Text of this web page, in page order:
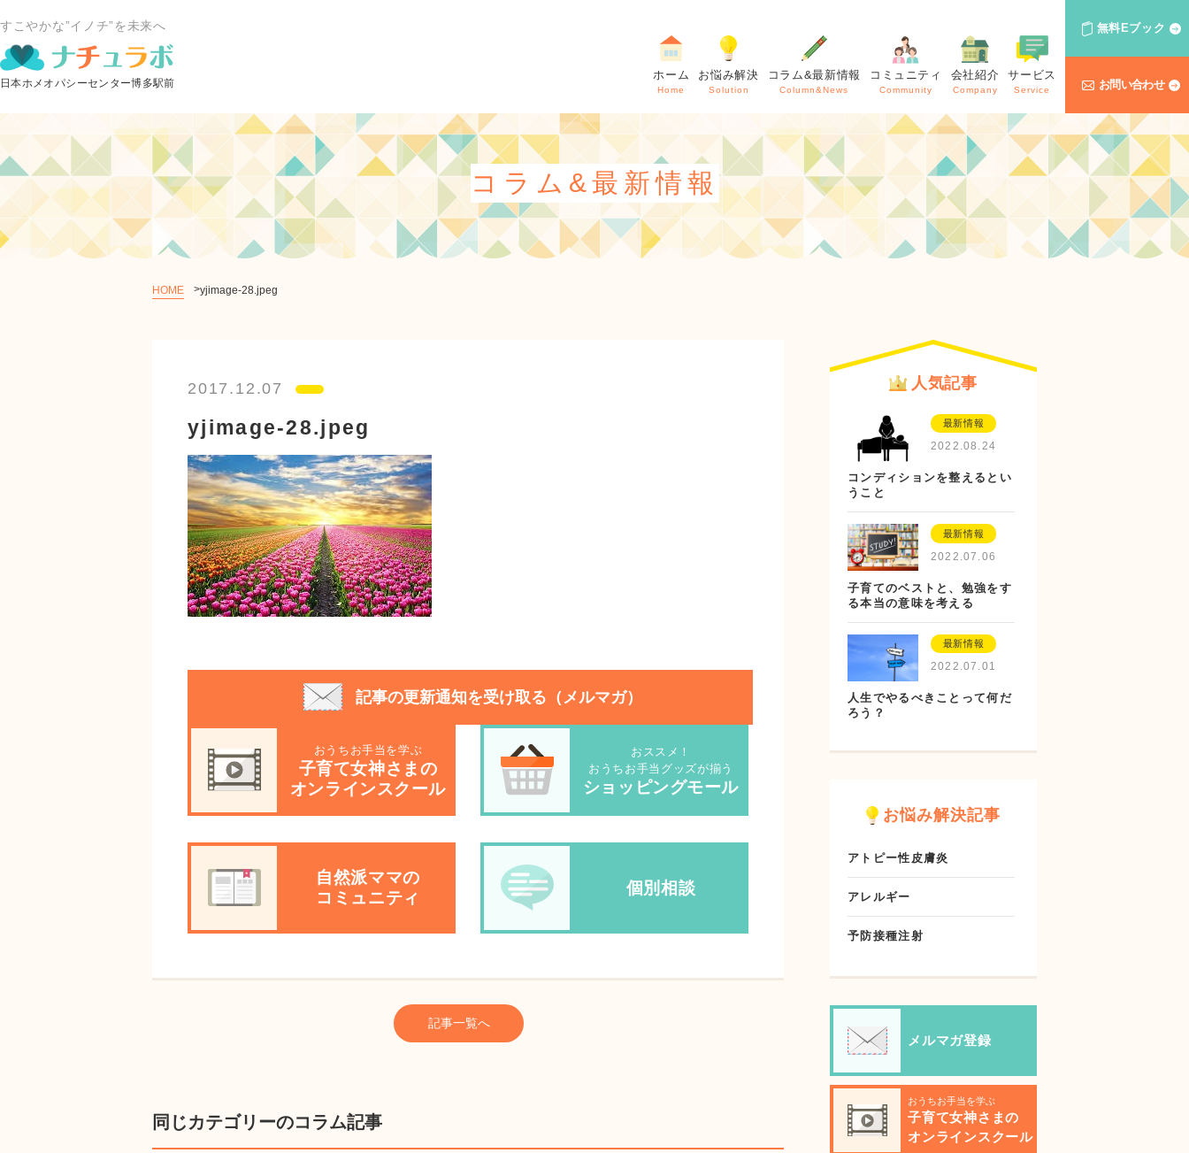
すこやかな”イノチ”を未来へ
ホーム
Home
お悩み解決
Solution
コラム&最新情報
Column&News
コミュニティ
Community
会社紹介
Company
サービス
Service
無料Eブック
お問い合わせ
コラム&最新情報
HOME yjimage-28.jpeg
2017.12.07
yjimage-28.jpeg
記事の更新通知を受け取る（メルマガ）
おススメ！
おうちお手当グッズが揃う
ショッピングモール
おうちお手当を学ぶ
子育て女神さまの
オンラインスクール
個別相談
自然派ママの
コミュニティ
記事一覧へ
同じカテゴリーのコラム記事
人気記事
最新情報
2022.08.24
コンディションを整えるとい
うこと
最新情報
2022.07.06
子育てのベストと、勉強をす
る本当の意味を考える
最新情報
2022.07.01
人生でやるべきことって何だ
ろう？
お悩み解決記事
アトピー性皮膚炎
アレルギー
予防接種注射
メルマガ登録
おうちお手当を学ぶ
子育て女神さまの
オンラインスクール